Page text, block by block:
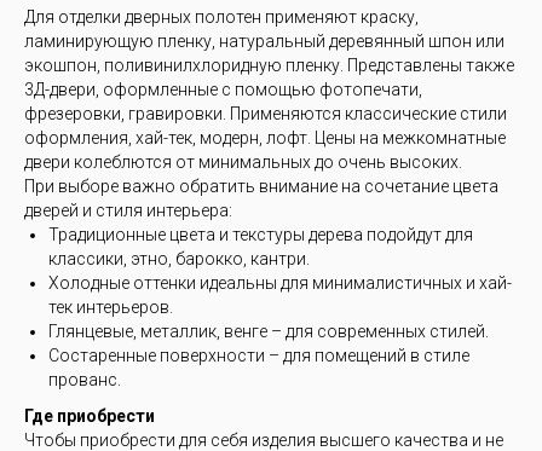
Для отделки дверных полотен применяют краску,
ламинирующую пленку, натуральный деревянный шпон или
экошпон, поливинилхлоридную пленку. Представлены также
3Д-двери, оформленные с помощью фотопечати,
фрезеровки, гравировки. Применяются классические стили
оформления, хай-тек, модерн, лофт. Цены на межкомнатные
двери колеблются от минимальных до очень высоких.
При выборе важно обратить внимание на сочетание цвета
дверей и стиля интерьера:
Традиционные цвета и текстуры дерева подойдут для
классики, этно, барокко, кантри.
Холодные оттенки идеальны для минималистичных и хай-
тек интерьеров.
Глянцевые, металлик, венге – для современных стилей.
Состаренные поверхности – для помещений в стиле
прованс.
Где приобрести
Чтобы приобрести для себя изделия высшего качества и не